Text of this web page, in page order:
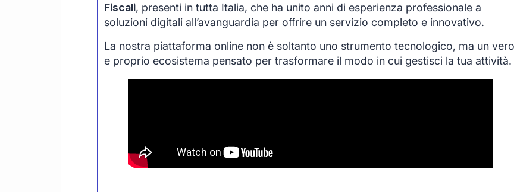
Fiscali, presenti in tutta Italia, che ha unito anni di esperienza professionale a
soluzioni digitali all’avanguardia per offrire un servizio completo e innovativo.
La nostra piattaforma online non è soltanto uno strumento tecnologico, ma un vero
e proprio ecosistema pensato per trasformare il modo in cui gestisci la tua attività.